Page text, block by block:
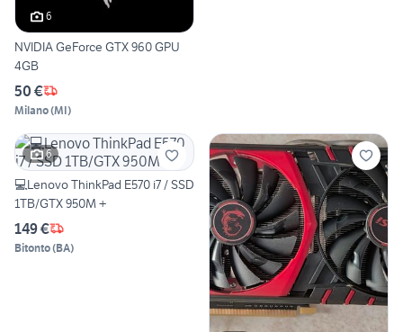
6
NVIDIA GeForce GTX 960 GPU
4GB
50 €
Milano(MI)
6
💻Lenovo ThinkPad E570 i7 / SSD
1TB/GTX 950M +
149 €
Bitonto(BA)